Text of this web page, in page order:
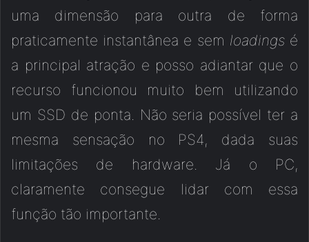
uma dimensão para outra de forma
praticamente instantânea e sem loadingsé
a principal atração e posso adiantar que o
recurso funcionou muito bem utilizando
um SSD de ponta. Não seria possível ter a
mesma sensação no PS4, dada suas
limitações de hardware. Já o PC,
claramente consegue lidar com essa
função tão importante.